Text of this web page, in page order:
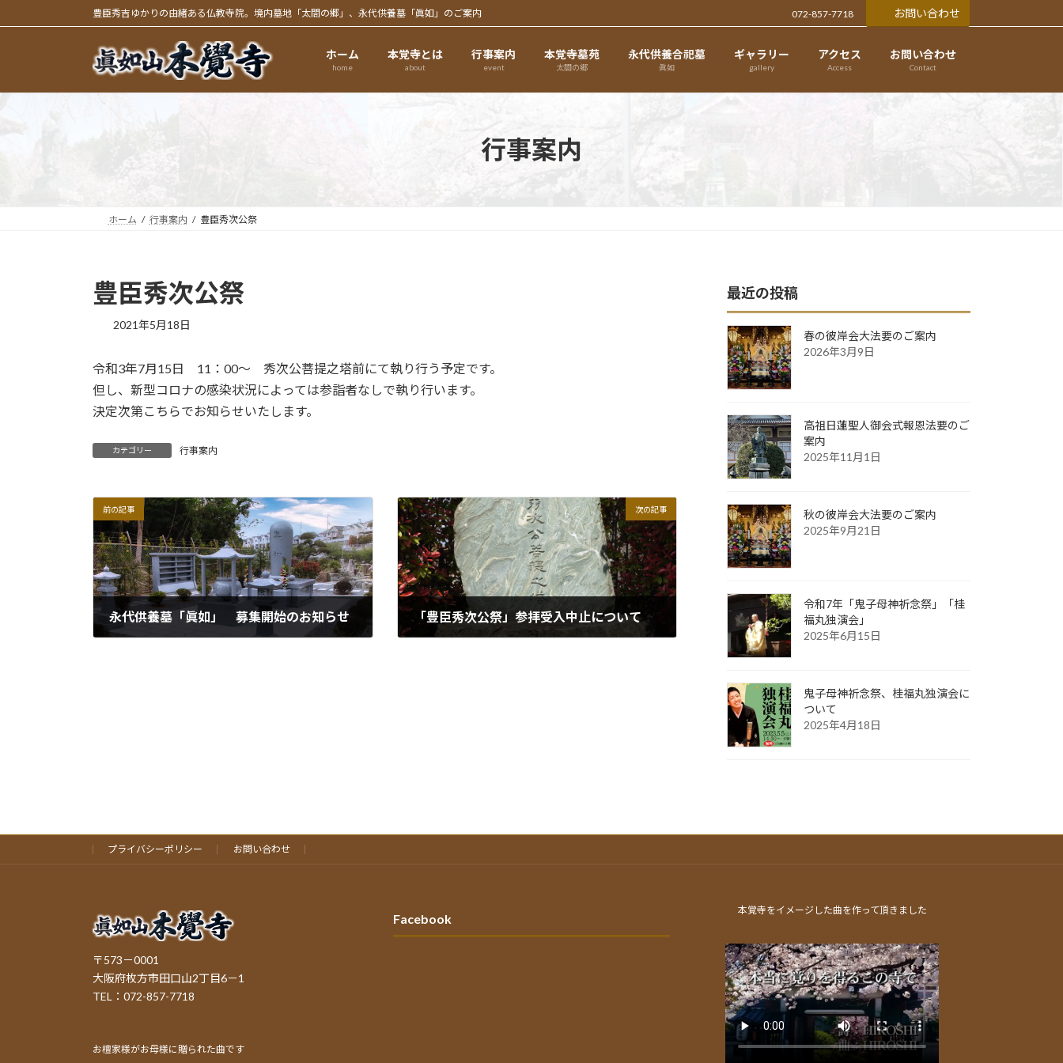
ン
ビ
豊臣秀吉ゆかりの由緒ある仏教寺院。境内墓地「太閤の郷」、永代供養墓「眞如」のご案内 072-857-7718 お問い合わせ
ホーム
home
本覚寺とは
about
行事案内
event
本覚寺墓苑
太閤の郷
永代供養合祀墓
眞如
ギャラリー
gallery
アクセス
Access
お問い合わせ
Contact
行事案内
ホーム 行事案内 豊臣秀次公祭
豊臣秀次公祭
2021年5月18日
令和3年7月15日 11：00～ 秀次公菩提之塔前にて執り行う予定です。
但し、新型コロナの感染状況によっては参詣者なしで執り行います。
決定次第こちらでお知らせいたします。
カテゴリー 行事案内
前の記事
永代供養墓「眞如」 募集開始のお知らせ
次の記事
「豊臣秀次公祭」参拝受入中止について
最近の投稿
春の彼岸会大法要のご案内
2026年3月9日
高祖日蓮聖人御会式報恩法要のご
案内
2025年11月1日
秋の彼岸会大法要のご案内
2025年9月21日
令和7年「鬼子母神祈念祭」「桂
福丸独演会」
2025年6月15日
鬼子母神祈念祭、桂福丸独演会に
ついて
2025年4月18日
プライバシーポリシー お問い合わせ
〒573－0001
大阪府枚方市田口山2丁目6－1
TEL：072-857-7718
お檀家様がお母様に贈られた曲です
Facebook
本覚寺をイメージした曲を作って頂きました